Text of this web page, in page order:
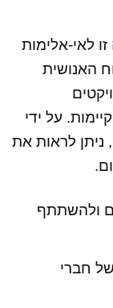
זו לאי-אלימות
האנושית
על ידי
ניתן לראות את
ולהשתתף
חברי